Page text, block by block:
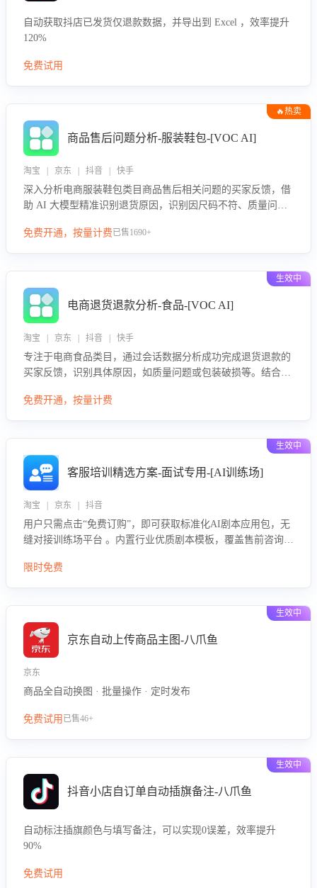
自动获取抖店已发货仅退款数据，并导出到 Excel ，效率提升
120%
免费试用
🔥热卖
商品售后问题分析-服装鞋包-[VOC AI]
淘宝 | 京东 | 抖音 | 快手
深入分析电商服装鞋包类目商品售后相关问题的买家反馈，借
助 AI 大模型精准识别退货原因，识别因尺码不符、质量问题
商家优化产品或服务，实现销售额的显著提升。
免费开通，按量计费已售1690+
生效中
电商退货退款分析-食品-[VOC AI]
淘宝 | 京东 | 抖音 | 快手
专注于电商食品类目，通过会话数据分析成功完成退货退款的
买家反馈，识别具体原因，如质量问题或包装破损等。结合AI
低退款率，提升售后效率。
免费开通，按量计费
生效中
客服培训精选方案-面试专用-[AI训练场]
淘宝 | 京东 | 抖音
用户只需点击“免费订购”，即可获取标准化AI剧本应用包，无
缝对接训练场平台 。内置行业优质剧本模板，覆盖售前咨询、
间，助力企业快速启动智能客服训练
限时免费
生效中
京东自动上传商品主图-八爪鱼
京东
商品全自动换图 · 批量操作 · 定时发布
免费试用 已售46+
生效中
抖音小店自订单自动插旗备注-八爪鱼
自动标注插旗颜色与填写备注，可以实现0误差，效率提升
90%
免费试用